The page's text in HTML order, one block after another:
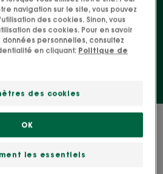
qui vous feront voyager
bain. Gel douche, crème de
Le plus dur sera de choisir !
sèches à très
navigation sur le site, vous pouvez
des cookies. Sinon, vous
des cookies. Pour en savoir
personnelles, consultez
en cliquant: Politique de
des cookies
les essentiels
OK